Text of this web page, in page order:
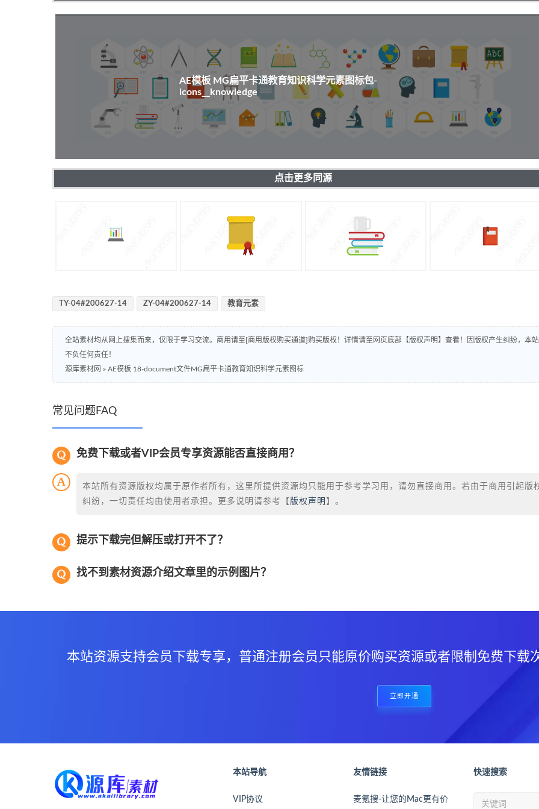
AE模板 MG扁平卡通教育知识科学元素图标包-
icons__knowledge
点击更多同源
TY-04#200627-14 ZY-04#200627-14 教育元素
全站素材均从网上搜集而来，仅限于学习交流。商用请至[商用版权购买通道]购买版权！详情请至网页底部【版权声明】查看！因版权产生纠纷，本站
不负任何责任！
源库素材网 » AE模板 18-document文件MG扁平卡通教育知识科学元素图标
常见问题FAQ
免费下载或者VIP会员专享资源能否直接商用？
本站所有资源版权均属于原作者所有，这里所提供资源均只能用于参考学习用，请勿直接商用。若由于商用引起版
纠纷，一切责任均由使用者承担。更多说明请参考【 版权声明 】。
提示下载完但解压或打开不了？
找不到素材资源介绍文章里的示例图片？
本站资源支持会员下载专享，普通注册会员只能原价购买资源或者限制免费下载
立即开通
本站导航
VIP协议
友情链接
麦氪搜-让您的Mac更有价
快速搜索